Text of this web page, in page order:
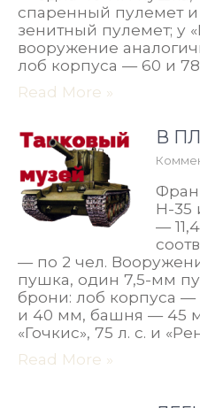
спаренный пулемет
зенитный пулемет; у
вооружение
лоб корпуса — 60 и
Read More »
В
Н-35
—
— по 2 чел.
пушка, один 7,5-мм
брони: лоб корпуса
и 40 мм, башня — 45
«Гочкис», 75 л. с. и
Read More »